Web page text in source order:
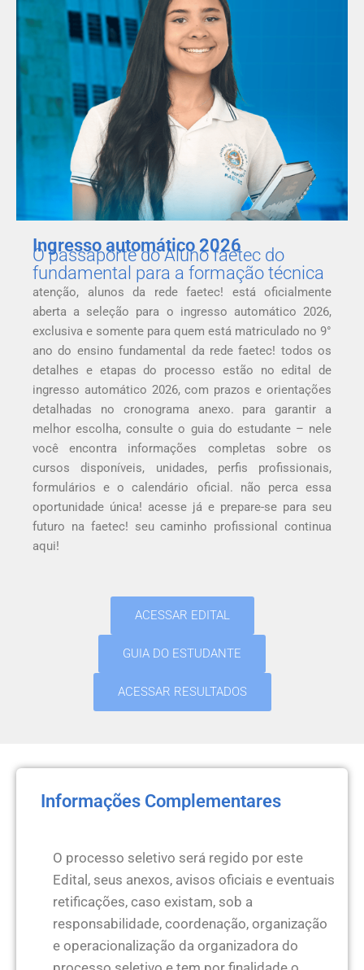
Ingresso automático 2026
O passaporte do Aluno faetec do
fundamental para a formação técnica
atenção, alunos da rede faetec! está oficialmente
aberta a seleção para o ingresso automático 2026,
exclusiva e somente para quem está matriculado no 9°
ano do ensino fundamental da rede faetec! todos os
detalhes e etapas do processo estão no edital de
ingresso automático 2026, com prazos e orientações
detalhadas no cronograma anexo. para garantir a
melhor escolha, consulte o guia do estudante – nele
você encontra informações completas sobre os
cursos disponíveis, unidades, perfis profissionais,
formulários e o calendário oficial. não perca essa
oportunidade única! acesse já e prepare-se para seu
futuro na faetec! seu caminho profissional continua
aqui!
ACESSAR EDITAL
GUIA DO ESTUDANTE
ACESSAR RESULTADOS
Informações Complementares
O processo seletivo será regido por este
Edital, seus anexos, avisos oficiais e eventuais
retificações, caso existam, sob a
responsabilidade, coordenação, organização
e operacionalização da organizadora do